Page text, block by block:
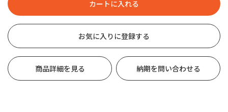
お気に入りに登録する
商品詳細を見る 納期を問い合わせる